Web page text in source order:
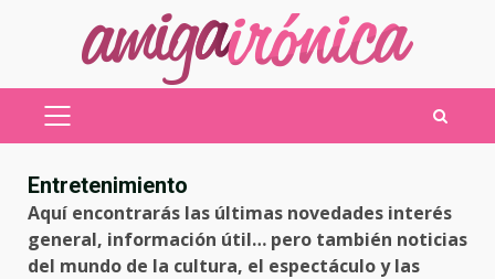
MENÚ
Entretenimiento
Aquí encontrarás las últimas novedades interés
general, información útil… pero también noticias
del mundo de la cultura, el espectáculo y las